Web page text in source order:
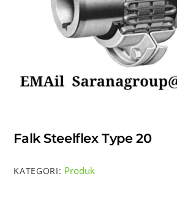
Falk Steelflex Type 20
KATEGORI: Produk